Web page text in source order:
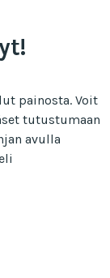
painosta. Voit
tutustumaan
avulla